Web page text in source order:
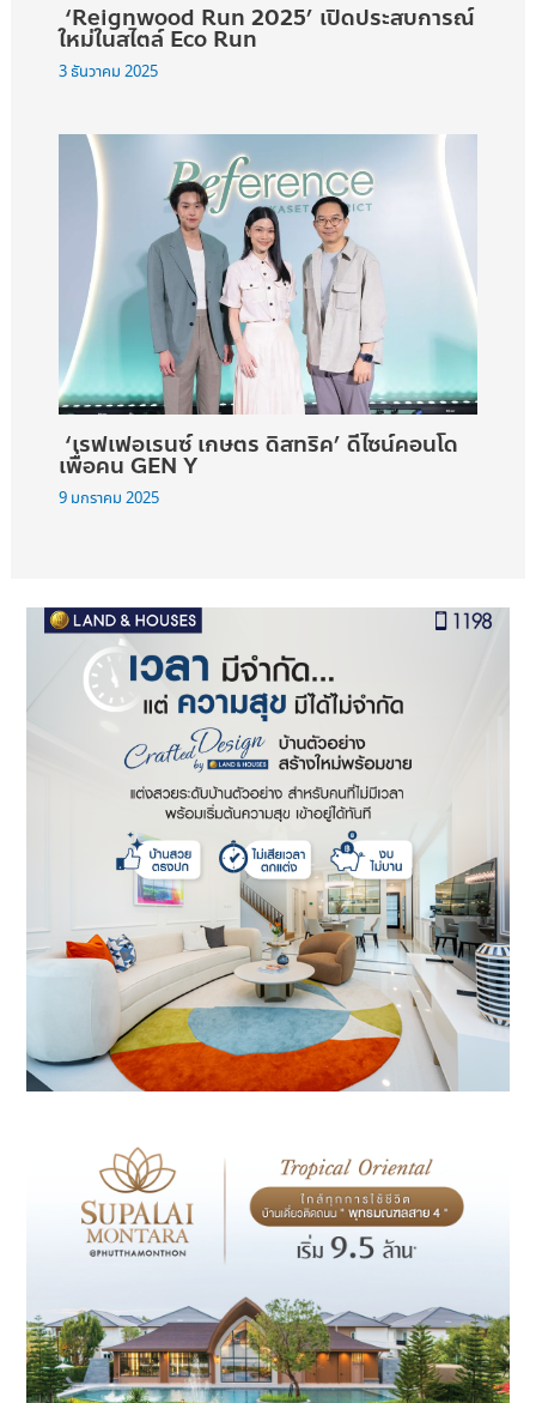
‘Reignwood Run 2025’ เปิดประสบการณ์
ใหม่ในสไตล์ Eco Run
3 ธันวาคม 2025
‘เรฟเฟอเรนซ์ เกษตร ดิสทริค’ ดีไซน์คอนโด
เพื่อคน GEN Y
9 มกราคม 2025